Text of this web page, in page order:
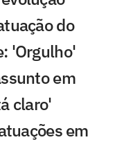
do
'Orgulho'
em
claro'
em